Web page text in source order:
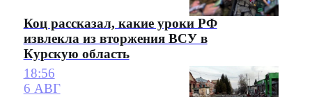
Коц рассказал, какие уроки РФ
извлекла из вторжения ВСУ в
Курскую область
18:56
6 АВГ